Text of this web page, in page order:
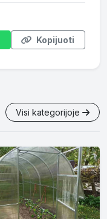
Kopijuoti
Visi kategorijoje